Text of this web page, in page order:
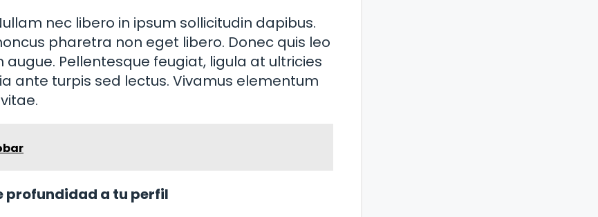
nec libero in ipsum sollicitudin dapibus.
pharetra non eget libero. Donec quis leo
Pellentesque feugiat, ligula at ultricies
ante turpis sed lectus. Vivamus elementum
profundidad a tu perfil